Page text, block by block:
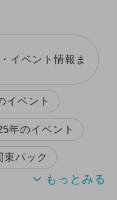
イベント情報ま
イベント
年のイベント
東パック